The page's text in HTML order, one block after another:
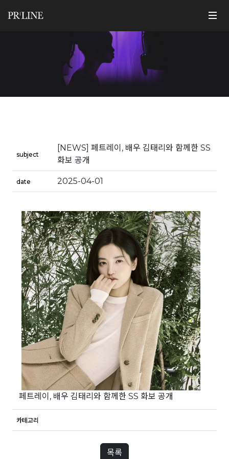
subject
[NEWS] 페트레이, 배우 김태리와 함께한 SS
화보 공개
date 2025-04-01
페트레이, 배우 김태리와 함께한 SS 화보 공개
카테고리
목록